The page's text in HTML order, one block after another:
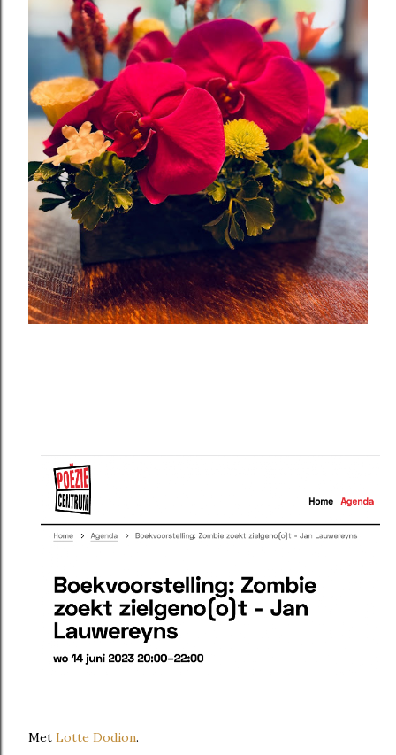
Met Lotte Dodion.